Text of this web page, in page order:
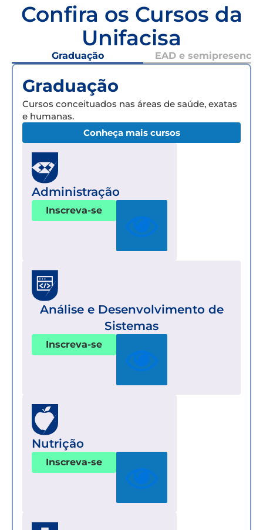
Confira os Cursos da
Unifacisa
Graduação EAD e semipresencial
Graduação
Cursos conceituados nas áreas de saúde, exatas
e humanas.
Conheça mais cursos
Administração
Inscreva-se
Análise e Desenvolvimento de
Sistemas
Inscreva-se
Nutrição
Inscreva-se